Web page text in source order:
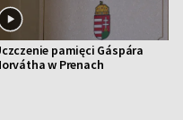
pamięci Gáspára
w Prenach